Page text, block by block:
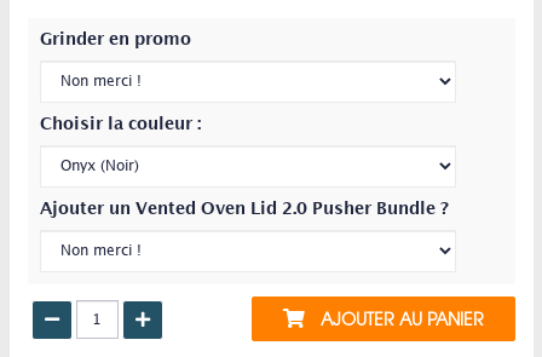
Grinder en promo
Choisir la couleur :
Ajouter un Vented Oven Lid 2.0 Pusher Bundle ?
AJOUTER AU PANIER